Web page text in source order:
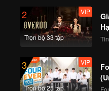
2
Trọn bộ 33 tập
VIP
3
Trọn bộ 25 tập
VIP